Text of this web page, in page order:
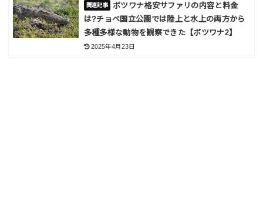
ボツワナ格安サファリの内容と料金
は?チョベ国立公園では陸上と水上の両方から
多種多様な動物を観察できた【ボツワナ2】
2025年4月23日